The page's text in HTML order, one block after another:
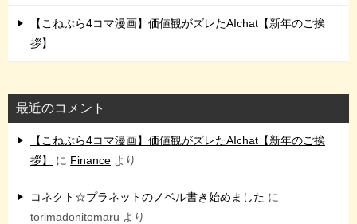
【こねぷら4コマ漫画】価値観がズレたAIchat【新年のご挨
拶】
最近のコメント
【こねぷら4コマ漫画】価値観がズレたAIchat【新年のご挨
拶】
に Finance より
コネクト☆プラネットのノベル書き始めました に
torimadonitomaru より